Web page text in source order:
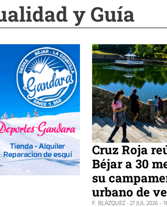
y Guía
Cruz Roja
Béjar a 30
su
urbano de
F. BLÁZQUEZ· 27 JUL 2026 -